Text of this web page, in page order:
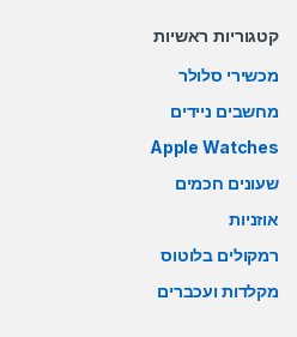
קטגוריות ראשיות
מכשירי סלולר
מחשבים ניידים
Apple Watches
שעונים חכמים
אוזניות
רמקולים בלוטוס
מקלדות ועכברים